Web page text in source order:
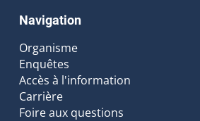
Navigation
Organisme
Enquêtes
Accès à l'information
Carrière
Foire aux questions